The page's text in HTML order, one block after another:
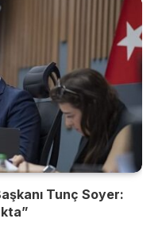
Tunç Soyer: